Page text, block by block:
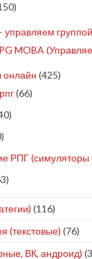
группой
MOBA
(425)
(66)
РПГ
(116)
(текстовые) (76)
ВК, андроид)